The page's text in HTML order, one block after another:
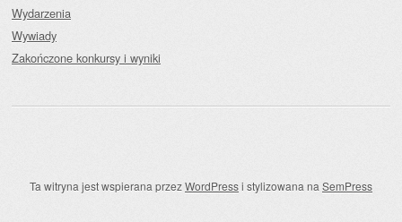
Wydarzenia
Wywiady
Zakończone konkursy i wyniki
Ta witryna jest wspierana przezWordPressi stylizowana na SemPress